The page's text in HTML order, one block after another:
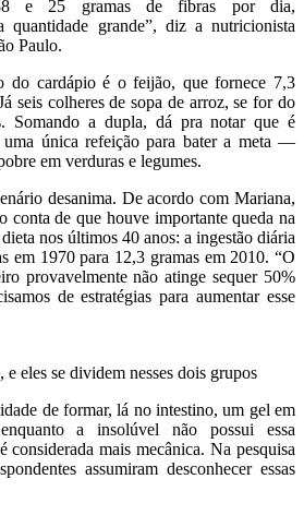
38 e 25 gramas de fibras por dia,
quantidade grande”, diz a nutricionista
Paulo.
do cardápio é o feijão, que fornece 7,3
seis colheres de sopa de arroz, se for do
Somando a dupla, dá pra notar que é
uma única refeição para bater a meta —
em verduras e legumes.
desanima. De acordo com Mariana,
conta de que houve importante queda na
nos últimos 40 anos: a ingestão diária
em 1970 para 12,3 gramas em 2010. “O
provavelmente não atinge sequer 50%
de estratégias para aumentar esse
eles se dividem nesses dois grupos
de formar, lá no intestino, um gel em
a insolúvel não possui essa
mais mecânica. Na pesquisa
assumiram desconhecer essas